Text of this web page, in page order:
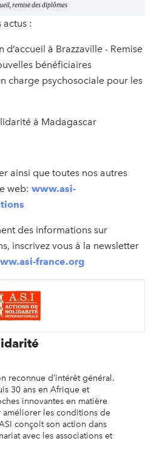
remise des diplômes
:
d’accueil à Brazzaville - Remise
bénéficiaires
charge psychosociale pour les
à Madagascar
ainsi que toutes nos autres
web: www.asi-
des informations sur
inscrivez vous à la newsletter
france.org
reconnue d’intérêt général.
30 ans en Afrique et
innovantes en matière
améliorer les conditions de
conçoit son action dans
avec les associations et